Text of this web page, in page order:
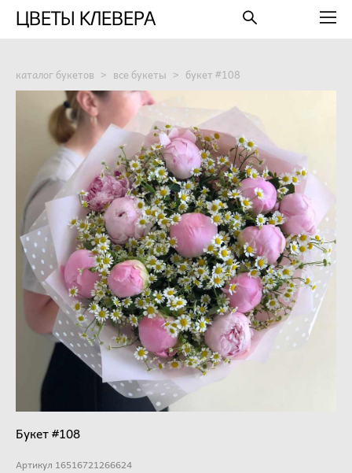
ЦВЕТЫ КЛЕВЕРА
каталог букетов > все букеты > букет #108
Букет #108
Артикул 16516721266624